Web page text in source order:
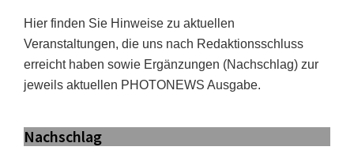
Hier finden Sie Hinweise zu aktuellen
Veranstaltungen, die uns nach Redaktionsschluss
erreicht haben sowie Ergänzungen (Nachschlag) zur
jeweils aktuellen PHOTONEWS Ausgabe.
Nachschlag